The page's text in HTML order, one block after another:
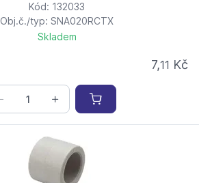
Kód: 132033
Obj.č./typ: SNA020RCTX
Skladem
7,11 Kč